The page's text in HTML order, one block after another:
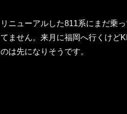
リニューアルした811系にまだ乗
てません。来月に福岡へ行くけど
のは先になりそうです。